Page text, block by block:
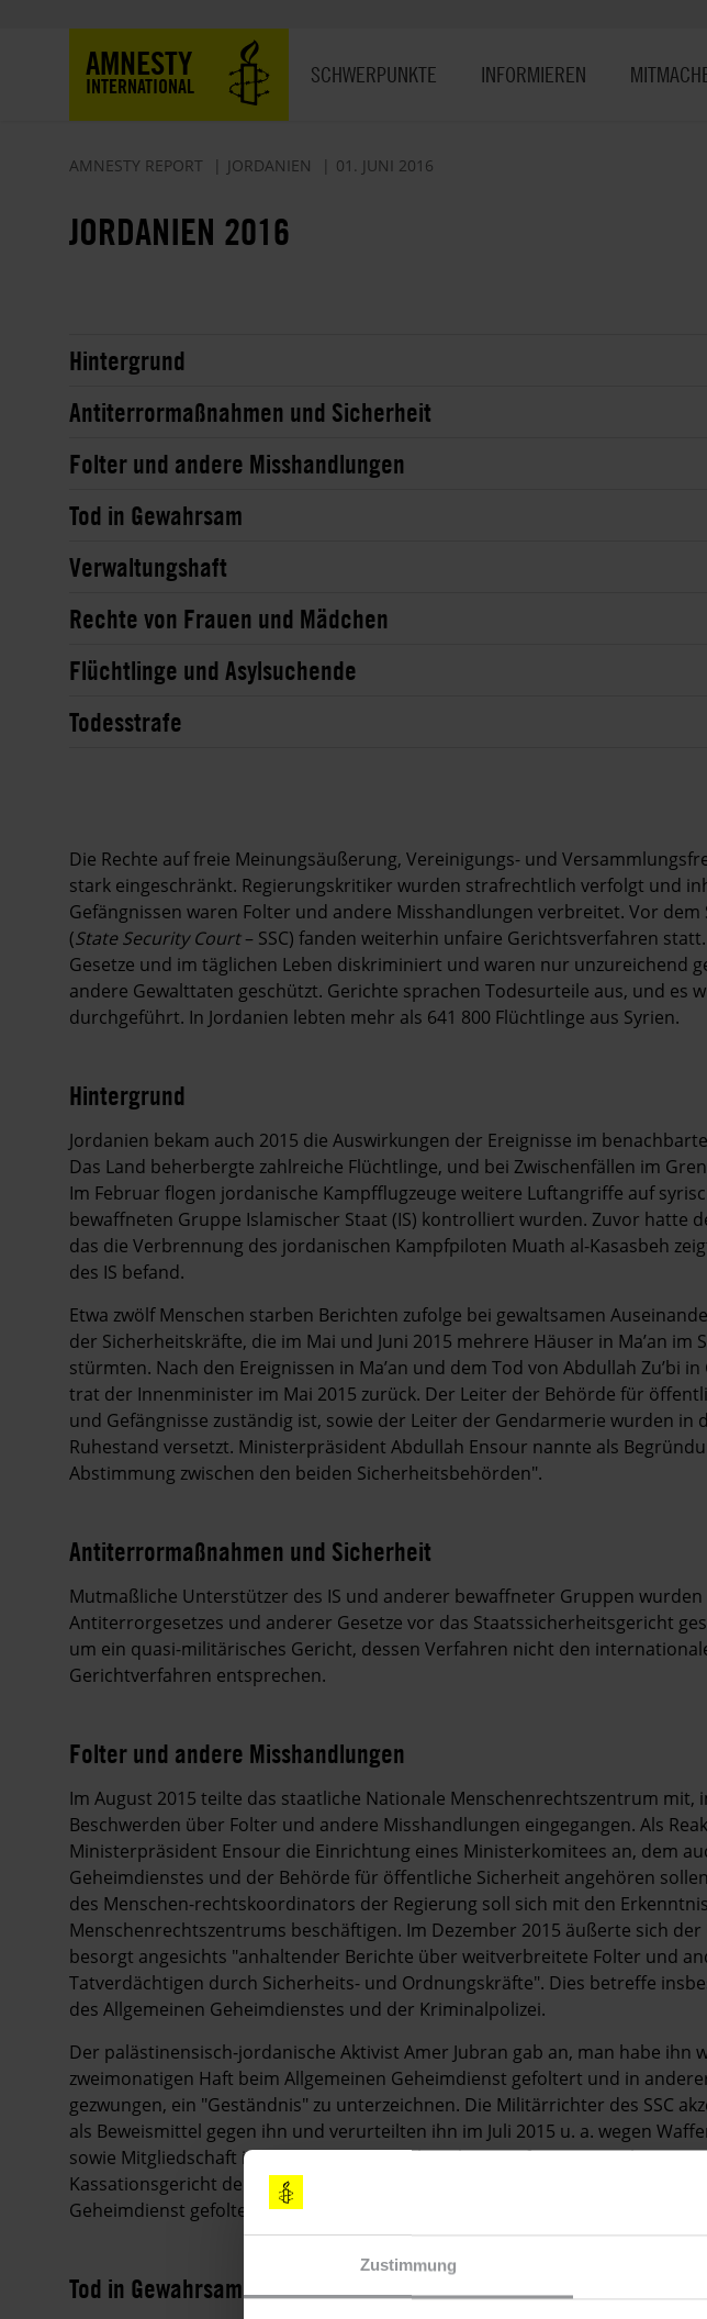
Zustimmung
AMNESTY
INTERNATIONAL SCHWERPUNKTE INFORMIEREN
AMNESTY REPORT JORDANIEN 01. JUNI 2016
JORDANIEN 2016
Hintergrund
Antiterrormaßnahmen und Sicherheit
Folter und andere Misshandlungen
Tod in Gewahrsam
Verwaltungshaft
Rechte von Frauen und Mädchen
Flüchtlinge und Asylsuchende
Todesstrafe
Die Rechte auf freie Meinungsäußerung, Vereinigungs- und
stark eingeschränkt. Regierungskritiker wurden strafrechtlich verfolgt und
Gefängnissen waren Folter und andere Misshandlungen verbreitet. Vor
(State Security Court– SSC) fanden weiterhin unfaire Gerichtsverfahren
Gesetze und im täglichen Leben diskriminiert und waren nur unzureichend
andere Gewalttaten geschützt. Gerichte sprachen Todesurteile aus, und es
durchgeführt. In Jordanien lebten mehr als 641 800 Flüchtlinge aus Syrien.
Hintergrund
Jordanien bekam auch 2015 die Auswirkungen der Ereignisse im
Das Land beherbergte zahlreiche Flüchtlinge, und bei Zwischenfällen im
Im Februar flogen jordanische Kampfflugzeuge weitere Luftangriffe auf
bewaffneten Gruppe Islamischer Staat (IS) kontrolliert wurden. Zuvor hatte
das die Verbrennung des jordanischen Kampfpiloten Muath al-Kasasbeh
des IS befand.
Etwa zwölf Menschen starben Berichten zufolge bei gewaltsamen
der Sicherheitskräfte, die im Mai und Juni 2015 mehrere Häuser in Ma’an im
stürmten. Nach den Ereignissen in Ma’an und dem Tod von Abdullah Zu’bi
trat der Innenminister im Mai 2015 zurück. Der Leiter der Behörde für
und Gefängnisse zuständig ist, sowie der Leiter der Gendarmerie wurden in
Ruhestand versetzt. Ministerpräsident Abdullah Ensour nannte als
Abstimmung zwischen den beiden Sicherheitsbehörden".
Antiterrormaßnahmen und Sicherheit
Mutmaßliche Unterstützer des IS und anderer bewaffneter Gruppen wurden
Antiterrorgesetzes und anderer Gesetze vor das Staatssicherheitsgericht
um ein quasi-militärisches Gericht, dessen Verfahren nicht den
Gerichtverfahren entsprechen.
Folter und andere Misshandlungen
Im August 2015 teilte das staatliche Nationale Menschenrechtszentrum mit,
Beschwerden über Folter und andere Misshandlungen eingegangen. Als
Ministerpräsident Ensour die Einrichtung eines Ministerkomitees an, dem
Geheimdienstes und der Behörde für öffentliche Sicherheit angehören
des Menschen-rechtskoordinators der Regierung soll sich mit den
Menschenrechtszentrums beschäftigen. Im Dezember 2015 äußerte sich der
besorgt angesichts "anhaltender Berichte über weitverbreitete Folter und
Tatverdächtigen durch Sicherheits- und Ordnungskräfte". Dies betreffe
des Allgemeinen Geheimdienstes und der Kriminalpolizei.
Der palästinensisch-jordanische Aktivist Amer Jubran gab an, man habe ihn
zweimonatigen Haft beim Allgemeinen Geheimdienst gefoltert und in
gezwungen, ein "Geständnis" zu unterzeichnen. Die Militärrichter des SSC
als Beweismittel gegen ihn und verurteilten ihn im Juli 2015 u. a. wegen
sowie Mitgliedschaft in derHisbollahzu zehn Jahren Haft. Im November
Kassationsgericht den Schuldspruch. Seine Mitangeklagten, von denen
Geheimdienst gefoltert worden zu sein, erhielten Gefängnisstrafen zwischen
Tod in Gewahrsam